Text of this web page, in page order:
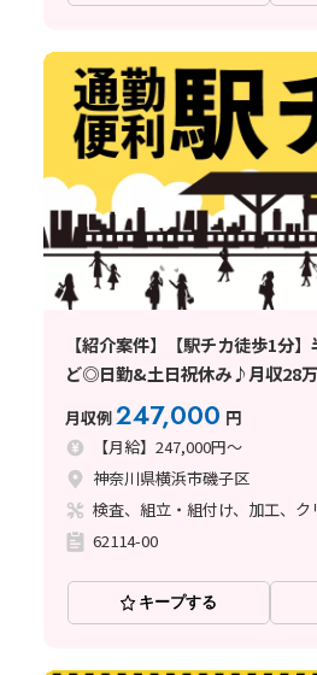
【紹介案件】【駅チカ徒歩1分
ど◎日勤&土日祝休み♪月収28
月収例247,000 円
【月給】247,000円～
神奈川県横浜市磯子区
検査、組立・組付け、加工、ク
62114-00
キープする